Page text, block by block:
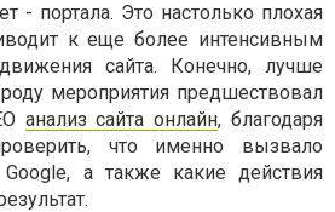
- портала. Это настолько плохая
к еще более интенсивным
сайта. Конечно, лучше
мероприятия предшествовал
анализ сайта онлайн, благодаря
что именно вызвало
а также какие действия